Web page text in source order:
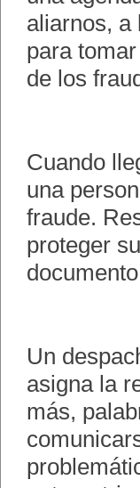
aliarnos, a
para
de los
Cuando
una
fraude.
proteger
Un
asigna la
más,